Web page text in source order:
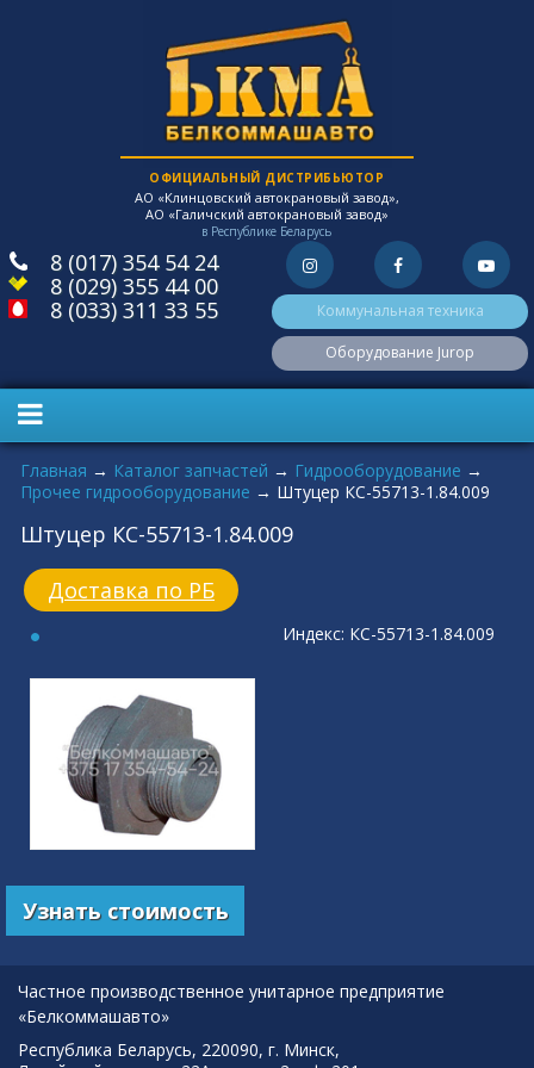
ОФИЦИАЛЬНЫЙ ДИСТРИБЬЮТОР
АО «Клинцовский автокрановый завод»,
АО «Галичский автокрановый завод»
в Республике Беларусь
8 (017) 354 54 24
8 (029) 355 44 00
8 (033) 311 33 55
Коммунальная техника
Оборудование Jurop
Вы здесь
Главная → Каталог запчастей → Гидрооборудование →
Прочее гидрооборудование → Штуцер КС-55713-1.84.009
Штуцер КС-55713-1.84.009
Доставка по РБ
Узнать стоимость
Индекс: КС-55713-1.84.009
Частное производственное унитарное предприятие
«Белкоммашавто»
Республика Беларусь, 220090, г. Минск,